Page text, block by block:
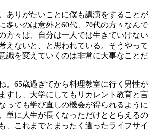
ありがたいことに僕も講演をすることが
多いのは意外と60代、70代の方々なんで
方々は、自分は一人では生きていけない
えないと、と思われている。そうやって
識を変えていくのは非常に大事なことだ
。65歳過ぎてから料理教室に行く男性が
すし、大学にしてもリカレント教育と言
っても学び直しの機会が得られるように
単に人生が長くなっただけととらえるの
、これまでとまったく違ったライフサイ